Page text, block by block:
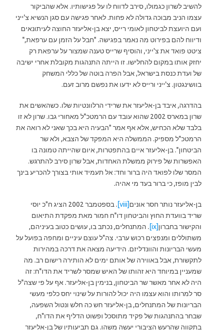
להשיב לשרון כגמולו, סירב לדווח לו על פגישותיו. אלא שהביקור
עצמו הניב מבוכה גדולה לא פחות. לאחר פגישה עם סגן הנשיא צ'ייני
ועם היועצת לביטחון לאומי רייס, יצא בן-אליעזר החוצה לעיתונאים
ודיווח להם בפירוט מה נאמר בפגישה. "חבל על הזמן עם ערפאת,"
ציטט פואד את צ'ייני, והוסיף שרייס טענה שמצור על ערפאת רק
יחזק אותו במקום להחלישו. זו הייתה התנהגות מקובלת אחרי ישיבה
של ועדת כנסת בישראל, אבל הפרה בוטה של כללי המשחק
בוושינגטון. צ'ייני ורייס לא ידעו את נפשם מרוב זעם.
בהדרגה, איבד בן-אליעזר את שרידי הרלוונטיות שלו. כשהאשים את
שרון במארס 2002 שהוא עובד עם הרמטכ"ל מאחורי גבו. שרון לא זו
בלבד שלא הכחיש, אלא אף אמר "הבעיה היא בכך שאני לא רואה את
הרמטכ"ל מספיק. הממשלה היא המפקד של הצבא, ולא שר
הביטחון". בן-אליעזר איים בהתפטרות, איום שהייתה טמונה בו
האפשרות של פירוק ממשלת האחדות, אבל שרון סירב להתרגש.
המסר שלו לפואד היה ברור וחד: אל תעמיד אותי בצורך להכריע בינך
לבין מופז, כי ברור בעד מי אהיה.
בן-אליעזר נותר חסר אונים[viii]
. בספטמבר 2002 הציג ח"כ יוסי
שריד בוועדת החוץ והביטחון דו"ח חמור מאת מפקדת התיאום
והקישור בחברון[ix]
. המתנחלים, נכתב בו, עושים כטוב בעיניהם,
משתוללים ומנפצים רכוש ערבי. צה"ל עוצם עיניים ומחפה בפועל על
מעשי הבריונות והוונדליזם. הידיעה מצאה את דרכה במהירות
לתקשורת, אבל באווירה של אותם ימים לא הותירה רישום רב. מה
שמעניין במיוחד היא זהותו של האיש שמסר לשריד את הדו"ח: זה
היה לא אחר מאשר שר הביטחון, בנימין בן-אליעזר. אף על פי שצה"ל
סר למרותו והוא עצמו היה יכול להורות על שינוי יחס כלפי מעשי
הבריונות של המתנחלים, בן-אליעזר חש כה חלש ונטול השפעה,
שבחר בהתנהגות של פקיד מתוסכל ופשוט הדליף את הדו"ח,
בתקווה שהרעש הציבורי יעשה משהו. גם תביעותיו של בן-אליעזר